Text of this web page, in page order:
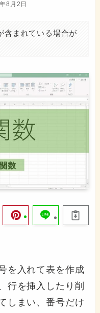
8月2日
含まれている場合が
を入れて表を作成
行を挿入したり削
しまい、番号だけ